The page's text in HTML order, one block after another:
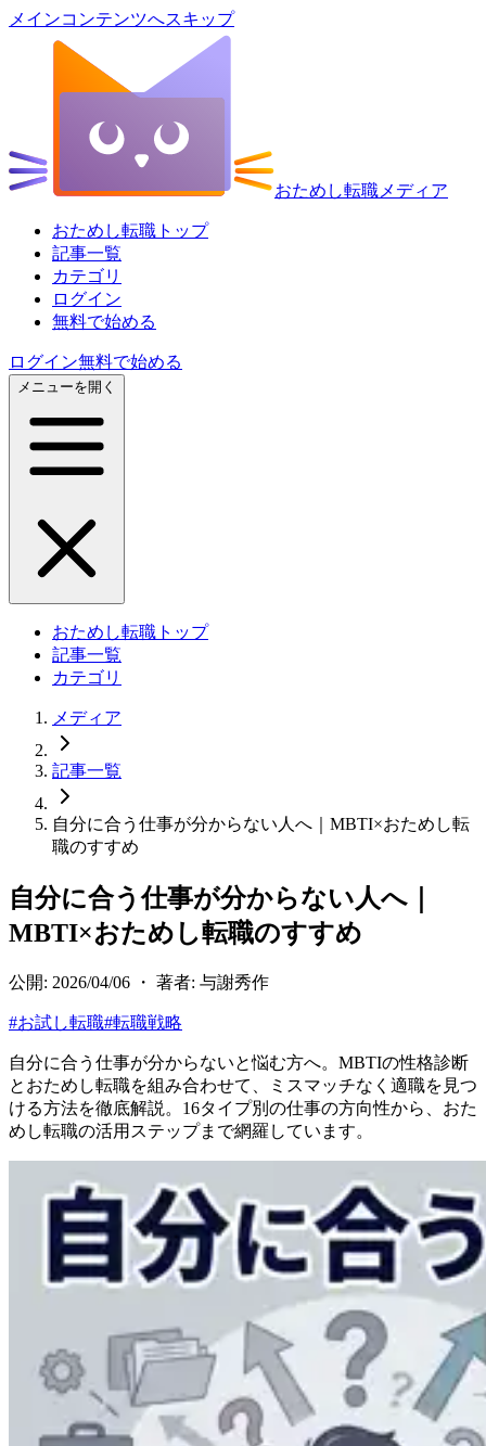
メインコンテンツへスキップ
おためし転職メディア
おためし転職トップ
記事一覧
カテゴリ
ログイン
無料で始める
ログイン無料で始める
メニューを開く
おためし転職トップ
記事一覧
カテゴリ
メディア
記事一覧
自分に合う仕事が分からない人へ｜MBTI×おためし転
職のすすめ
自分に合う仕事が分からない人へ｜
MBTI×おためし転職のすすめ
公開: 2026/04/06 ・ 著者: 与謝秀作
#お試し転職#転職戦略
自分に合う仕事が分からないと悩む方へ。MBTIの性格診断
とおためし転職を組み合わせて、ミスマッチなく適職を見つ
ける方法を徹底解説。16タイプ別の仕事の方向性から、おた
めし転職の活用ステップまで網羅しています。